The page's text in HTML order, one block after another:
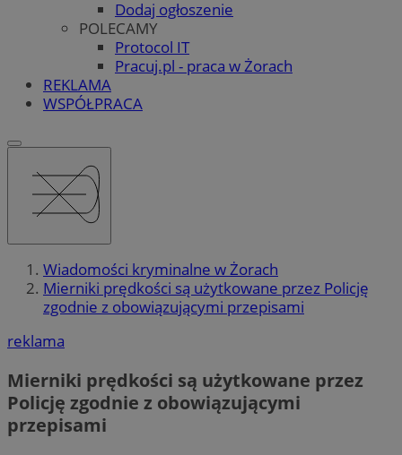
Dodaj ogłoszenie
POLECAMY
Protocol IT
Pracuj.pl - praca w Żorach
REKLAMA
WSPÓŁPRACA
Wiadomości kryminalne w Żorach
Mierniki prędkości są użytkowane przez Policję
zgodnie z obowiązującymi przepisami
reklama
Mierniki prędkości są użytkowane przez
Policję zgodnie z obowiązującymi
przepisami